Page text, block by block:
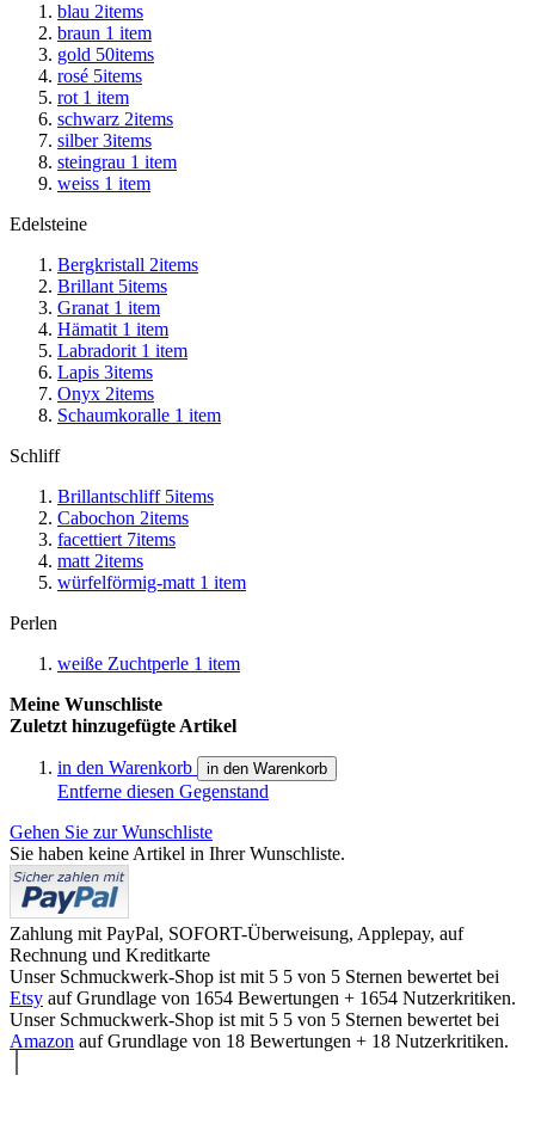
blau 2items
braun 1 item
gold 50items
rosé 5items
rot1 item
schwarz 2items
silber3items
steingrau 1 item
weiss 1 item
Edelsteine
Bergkristall 2items
Brillant5items
Granat1 item
Hämatit1 item
Labradorit1 item
Lapis 3items
Onyx 2items
Schaumkoralle 1 item
Schliff
Brillantschliff5items
Cabochon 2items
facettiert7items
matt2items
würfelförmig-matt1 item
Perlen
weiße Zuchtperle 1 item
Meine Wunschliste
Zuletzt hinzugefügte Artikel
in den Warenkorb in den Warenkorb
Entferne diesen Gegenstand
Gehen Sie zur Wunschliste
Sie haben keine Artikel in Ihrer Wunschliste.
Zahlung mit PayPal, SOFORT-Überweisung, Applepay, auf
Rechnung und Kreditkarte
Unser Schmuckwerk-Shop ist mit 5 5 von 5 Sternen bewertet bei
Etsy auf Grundlage von 1654 Bewertungen + 1654 Nutzerkritiken.
Unser Schmuckwerk-Shop ist mit 5 5 von 5 Sternen bewertet bei
Amazon auf Grundlage von 18 Bewertungen + 18 Nutzerkritiken.